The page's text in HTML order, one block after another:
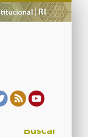
Buscar